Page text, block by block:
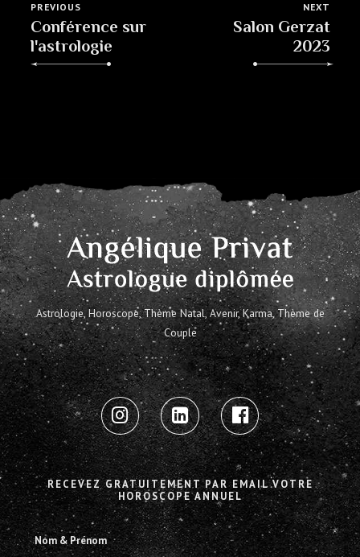
PREVIOUS
Conférence sur
l'astrologie
NEXT
Salon Gerzat
2023
Astrologie, Horoscope, Thème Natal, Avenir, Karma, Thème de
Couple
RECEVEZ GRATUITEMENT PAR EMAIL VOTRE
HOROSCOPE ANNUEL